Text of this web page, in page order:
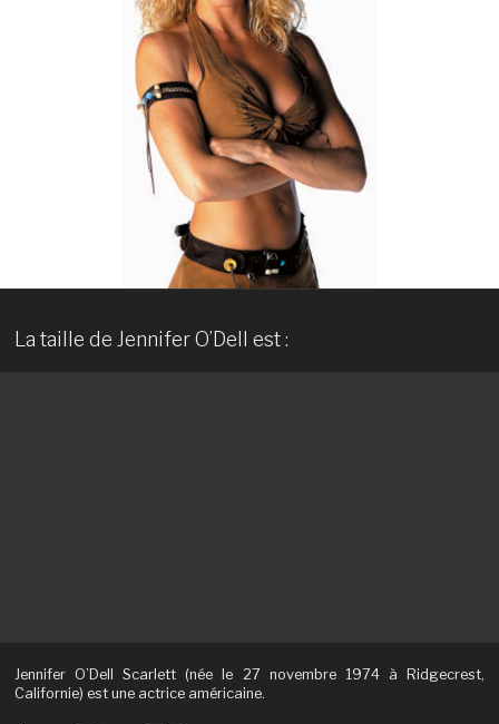
La taille de Jennifer O’Dell est :
Jennifer O’Dell Scarlett (née le 27 novembre 1974 à Ridgecrest,
Californie) est une actrice américaine.